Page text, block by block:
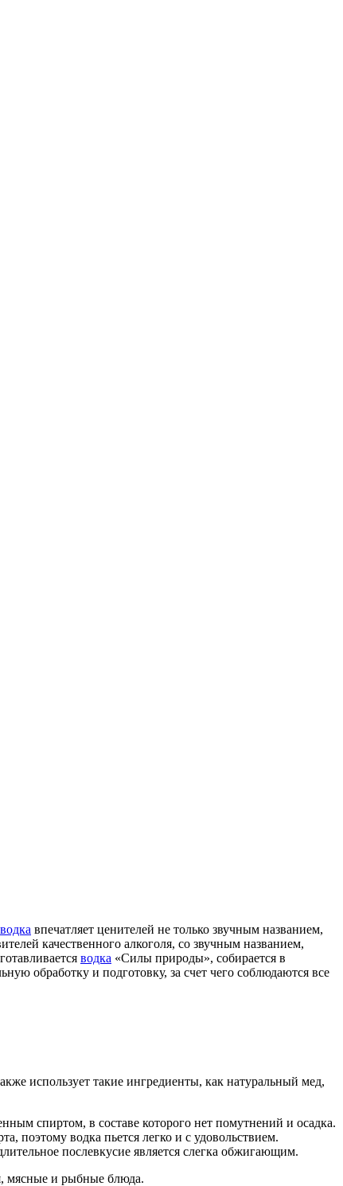
водка впечатляет ценителей не только звучным названием,
качественного алкоголя, со звучным названием,
водка «Силы природы», собирается в
обработку и подготовку, за счет чего соблюдаются все
использует такие ингредиенты, как натуральный мед,
спиртом, в составе которого нет помутнений и осадка.
поэтому водка пьется легко и с удовольствием.
послевкусие является слегка обжигающим.
мясные и рыбные блюда.